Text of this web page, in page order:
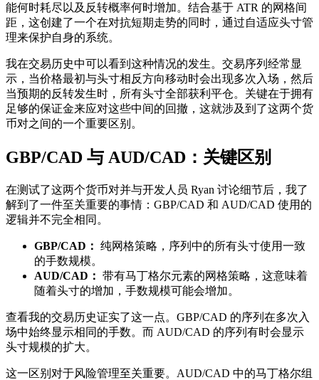
能何时耗尽以及反转概率何时增加。结合基于 ATR 的网格间
距，这创建了一个在对抗短期走势的同时，通过自适应头寸管
理来保护自身的系统。
我在交易历史中可以看到这种情况的发生。交易序列经常显
示，当价格最初与头寸相反方向移动时会出现多次入场，然后
当预期的反转发生时，所有头寸全部获利平仓。关键在于拥有
足够的保证金来应对这些中间的回撤，这就涉及到了这两个货
币对之间的一个重要区别。
GBP/CAD 与 AUD/CAD：关键区别
在测试了这两个货币对并与开发人员 Ryan 讨论细节后，我了
解到了一件至关重要的事情：GBP/CAD 和 AUD/CAD 使用的
逻辑并不完全相同。
GBP/CAD： 纯网格策略，序列中的所有头寸使用一致
的手数规模。
AUD/CAD： 带有马丁格尔元素的网格策略，这意味着
随着头寸的增加，手数规模可能会增加。
查看我的交易历史证实了这一点。GBP/CAD 的序列在多次入
场中始终显示相同的手数。而 AUD/CAD 的序列有时会显示
头寸规模的扩大。
这一区别对于风险管理至关重要。AUD/CAD 中的马丁格尔组